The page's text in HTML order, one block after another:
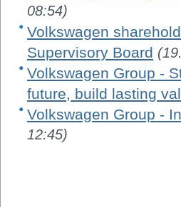
08:54)
Volkswagen
Supervisory Board
Volkswagen Group -
future, build lasting
Volkswagen Group -
12:45)